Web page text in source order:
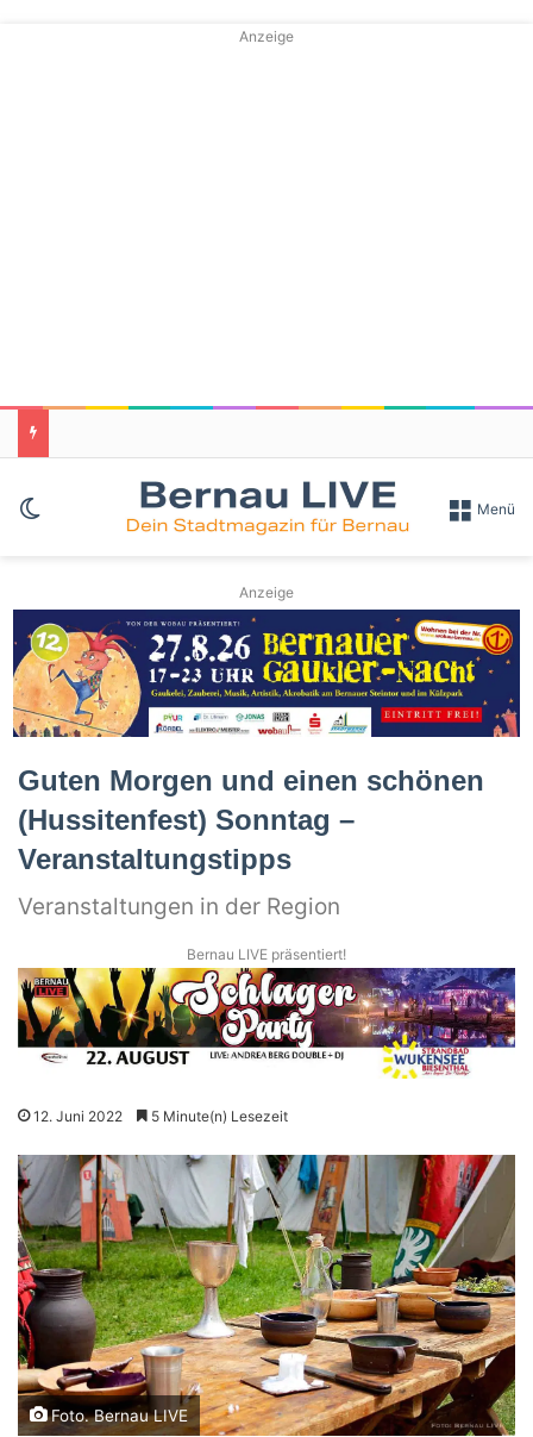
Anzeige
Skin umschalten Menü
Anzeige
Guten Morgen und einen schönen
(Hussitenfest) Sonntag –
Veranstaltungstipps
Veranstaltungen in der Region
Bernau LIVE präsentiert!
12. Juni 2022 5 Minute(n) Lesezeit
Foto. Bernau LIVE